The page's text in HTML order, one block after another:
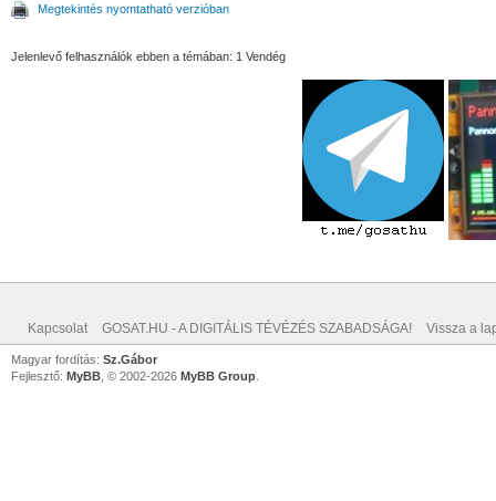
Megtekintés nyomtatható verzióban
Jelenlevő felhasználók ebben a témában: 1 Vendég
Kapcsolat GOSAT.HU - A DIGITÁLIS TÉVÉZÉS SZABADSÁGA! Vissza a
Magyar fordítás: Sz.Gábor
Fejlesztő: MyBB , © 2002-2026 MyBB Group